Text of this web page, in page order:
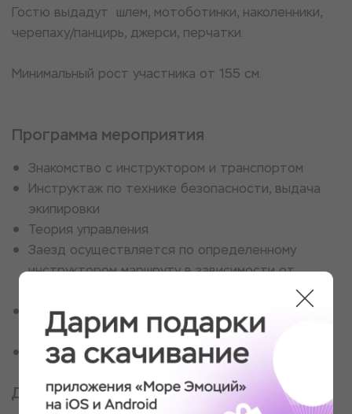
Гостю выдадут шлем, мотоботинки, наколенники,
черепаху/панцирь, джерси, перчатки.
Минимальный рост участника от 155 см.
Программа мероприятия
Знакомство с инструктором и транспортом
Инструктаж по технике безопасности, выдача
экипировки
Теория управления
Заезд осуществляется по определенному
инструктором маршруту в зависимости от
Возвращение на стартовую точку, обмен
впечатлениями
В подарок бесплатные фото и видео с прогулки
Для кого